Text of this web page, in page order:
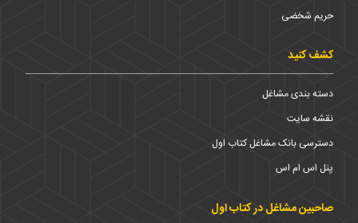
حریم شخضی
کشف کنید
دسته بندی مشاغل
نقشه سایت
دسترسی بانک مشاغل کتاب اول
پنل اس ام اس
صاحبین مشاغل در کتاب اول